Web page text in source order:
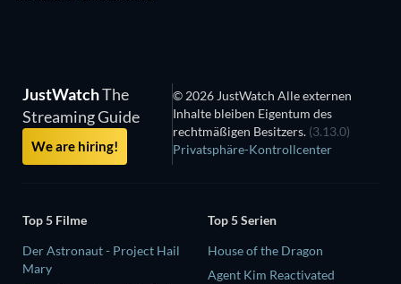
JustWatchThe
Streaming Guide
We are hiring!
© 2026 JustWatch Alle externen
Inhalte bleiben Eigentum des
rechtmäßigen Besitzers. (3.13.0)
Privatsphäre-Kontrollcenter
Top 5 Filme
Der Astronaut - Project Hail
Mary
Top 5 Serien
House of the Dragon
Agent Kim Reactivated